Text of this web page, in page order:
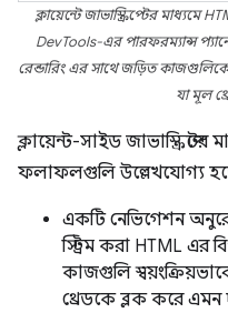
ক্লায়েন্টে জাভাস্ক্রিপ্টের মাধ্যমে
DevTools-এর পারফরম্যান্স
রেন্ডারিং এর সাথে জড়িত
যা মূল
ক্লায়েন্ট-সাইড
ফলাফলগুলি উল্লেখযোগ্য
একটি নেভিগেশন
স্ট্রিম করা HTML এর
কাজগুলি
থ্রেডকে ব্লক করে এমন